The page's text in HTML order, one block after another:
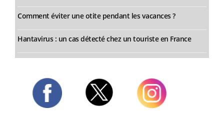
Comment éviter une otite pendant les vacances ?
Hantavirus : un cas détecté chez un touriste en France